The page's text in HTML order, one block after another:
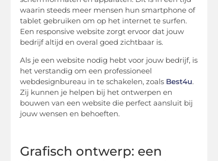
waarin steeds meer mensen hun smartphone of
tablet gebruiken om op het internet te surfen.
Een responsive website zorgt ervoor dat jouw
bedrijf altijd en overal goed zichtbaar is.
Als je een website nodig hebt voor jouw bedrijf, is
het verstandig om een professioneel
webdesignbureau in te schakelen, zoals Best4u.
Zij kunnen je helpen bij het ontwerpen en
bouwen van een website die perfect aansluit bij
jouw wensen en behoeften.
Grafisch ontwerp: een